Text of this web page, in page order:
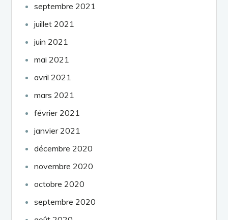
septembre 2021
juillet 2021
juin 2021
mai 2021
avril 2021
mars 2021
février 2021
janvier 2021
décembre 2020
novembre 2020
octobre 2020
septembre 2020